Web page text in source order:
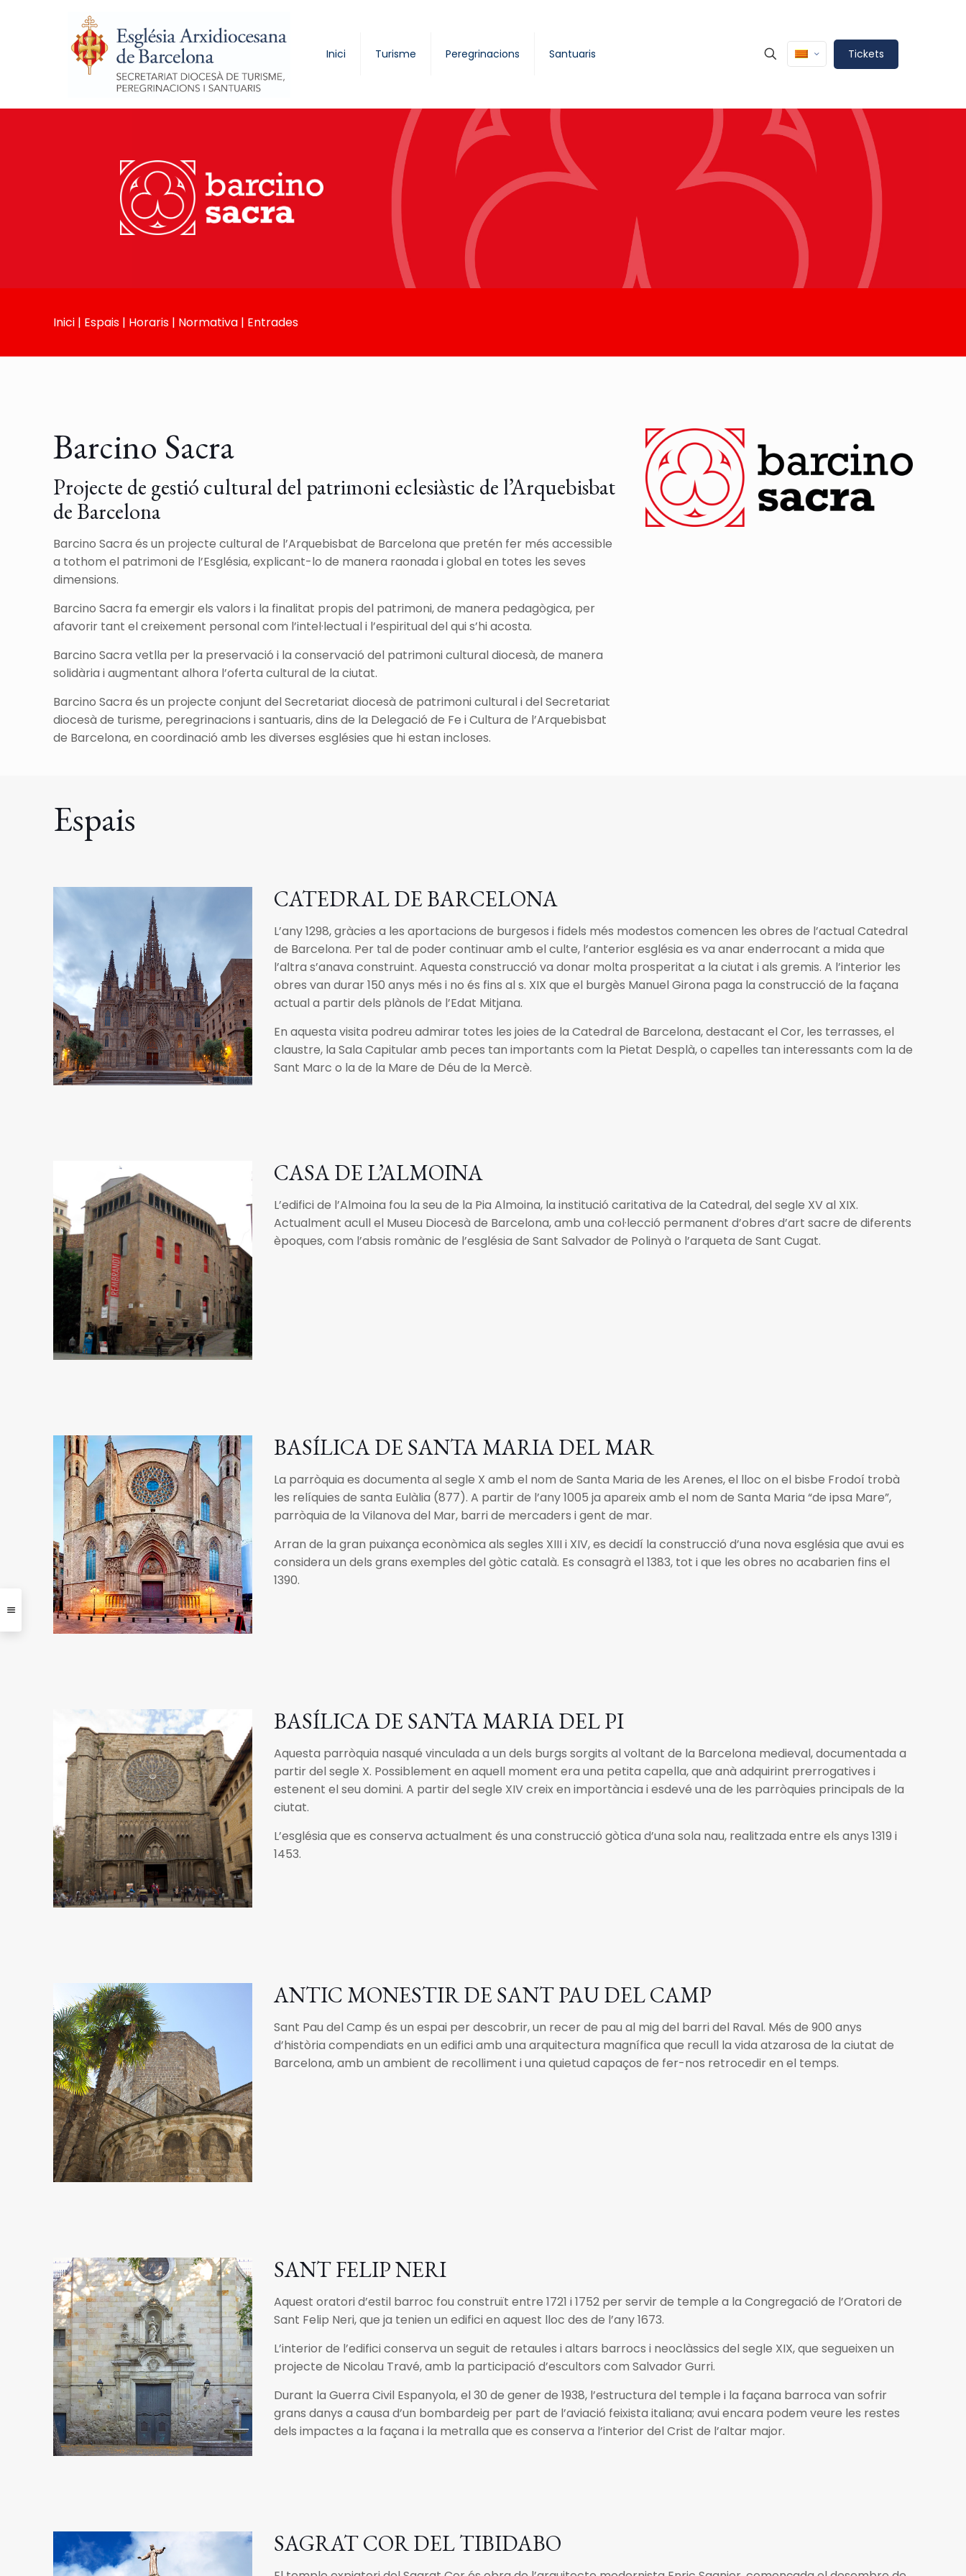
Inici Turisme Peregrinacions Santuaris Tickets
Inici | Espais | Horaris | Normativa | Entrades
Barcino Sacra
Projecte de gestió cultural del patrimoni eclesiàstic de l’Arquebisbat
de Barcelona
Barcino Sacra és un projecte cultural de l’Arquebisbat de Barcelona que pretén fer més accessible
a tothom el patrimoni de l’Església, explicant-lo de manera raonada i global en totes les seves
dimensions.
Barcino Sacra fa emergir els valors i la finalitat propis del patrimoni, de manera pedagògica, per
afavorir tant el creixement personal com l’intel·lectual i l’espiritual del qui s’hi acosta.
Barcino Sacra vetlla per la preservació i la conservació del patrimoni cultural diocesà, de manera
solidària i augmentant alhora l’oferta cultural de la ciutat.
Barcino Sacra és un projecte conjunt del Secretariat diocesà de patrimoni cultural i del Secretariat
diocesà de turisme, peregrinacions i santuaris, dins de la Delegació de Fe i Cultura de l’Arquebisbat
de Barcelona, en coordinació amb les diverses esglésies que hi estan incloses.
Espais
CATEDRAL DE BARCELONA
L’any 1298, gràcies a les aportacions de burgesos i fidels més modestos comencen les obres de l’actual Catedral
de Barcelona. Per tal de poder continuar amb el culte, l’anterior església es va anar enderrocant a mida que
l’altra s’anava construint. Aquesta construcció va donar molta prosperitat a la ciutat i als gremis. A l’interior les
obres van durar 150 anys més i no és fins al s. XIX que el burgès Manuel Girona paga la construcció de la façana
actual a partir dels plànols de l’Edat Mitjana.
En aquesta visita podreu admirar totes les joies de la Catedral de Barcelona, destacant el Cor, les terrasses, el
claustre, la Sala Capitular amb peces tan importants com la Pietat Desplà, o capelles tan interessants com la de
Sant Marc o la de la Mare de Déu de la Mercè.
CASA DE L’ALMOINA
L’edifici de l’Almoina fou la seu de la Pia Almoina, la institució caritativa de la Catedral, del segle XV al XIX.
Actualment acull el Museu Diocesà de Barcelona, amb una col·lecció permanent d’obres d’art sacre de diferents
èpoques, com l’absis romànic de l’església de Sant Salvador de Polinyà o l’arqueta de Sant Cugat.
BASÍLICA DE SANTA MARIA DEL MAR
La parròquia es documenta al segle X amb el nom de Santa Maria de les Arenes, el lloc on el bisbe Frodoí trobà
les relíquies de santa Eulàlia (877). A partir de l’any 1005 ja apareix amb el nom de Santa Maria “de ipsa Mare”,
parròquia de la Vilanova del Mar, barri de mercaders i gent de mar.
Arran de la gran puixança econòmica als segles XIII i XIV, es decidí la construcció d’una nova església que avui es
considera un dels grans exemples del gòtic català. Es consagrà el 1383, tot i que les obres no acabarien fins el
1390.
BASÍLICA DE SANTA MARIA DEL PI
Aquesta parròquia nasqué vinculada a un dels burgs sorgits al voltant de la Barcelona medieval, documentada a
partir del segle X. Possiblement en aquell moment era una petita capella, que anà adquirint prerrogatives i
estenent el seu domini. A partir del segle XIV creix en importància i esdevé una de les parròquies principals de la
ciutat.
L’església que es conserva actualment és una construcció gòtica d’una sola nau, realitzada entre els anys 1319 i
1453.
ANTIC MONESTIR DE SANT PAU DEL CAMP
Sant Pau del Camp és un espai per descobrir, un recer de pau al mig del barri del Raval. Més de 900 anys
d’història compendiats en un edifici amb una arquitectura magnífica que recull la vida atzarosa de la ciutat de
Barcelona, amb un ambient de recolliment i una quietud capaços de fer-nos retrocedir en el temps.
SANT FELIP NERI
Aquest oratori d’estil barroc fou construït entre 1721 i 1752 per servir de temple a la Congregació de l’Oratori de
Sant Felip Neri, que ja tenien un edifici en aquest lloc des de l’any 1673.
L’interior de l’edifici conserva un seguit de retaules i altars barrocs i neoclàssics del segle XIX, que segueixen un
projecte de Nicolau Travé, amb la participació d’escultors com Salvador Gurri.
Durant la Guerra Civil Espanyola, el 30 de gener de 1938, l’estructura del temple i la façana barroca van sofrir
grans danys a causa d’un bombardeig per part de l’aviació feixista italiana; avui encara podem veure les restes
dels impactes a la façana i la metralla que es conserva a l’interior del Crist de l’altar major.
SAGRAT COR DEL TIBIDABO